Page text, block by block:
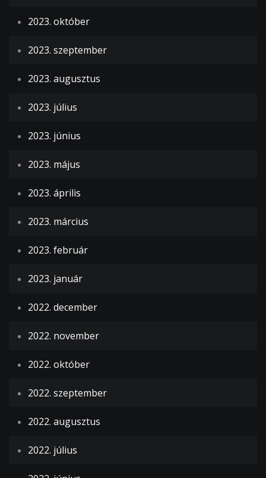
2023. október
2023. szeptember
2023. augusztus
2023. július
2023. június
2023. május
2023. április
2023. március
2023. február
2023. január
2022. december
2022. november
2022. október
2022. szeptember
2022. augusztus
2022. július